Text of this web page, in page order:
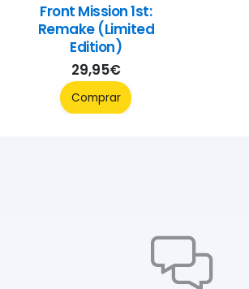
Front Mission 1st:
Remake (Limited
Edition)
29,95€
Comprar